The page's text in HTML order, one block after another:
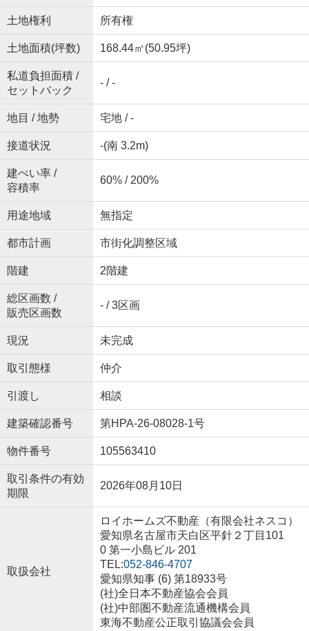
土地権利 所有権
土地面積(坪数) 168.44㎡(50.95坪)
私道負担面積 /
セットバック
- / -
地目 / 地勢 宅地 / -
接道状況 -(南 3.2m)
建ぺい率 /
容積率
60% / 200%
用途地域 無指定
都市計画 市街化調整区域
階建 2階建
総区画数 /
販売区画数
- / 3区画
現況 未完成
取引態様 仲介
引渡し 相談
建築確認番号 第HPA-26-08028-1号
物件番号 105563410
取引条件の有効
期限
2026年08月10日
取扱会社
ロイホームズ不動産（有限会社ネスコ）
愛知県名古屋市天白区平針２丁目101
0 第一小島ビル 201
TEL:052-846-4707
愛知県知事 (6) 第18933号
(社)全日本不動産協会会員
(社)中部圏不動産流通機構会員
東海不動産公正取引協議会会員